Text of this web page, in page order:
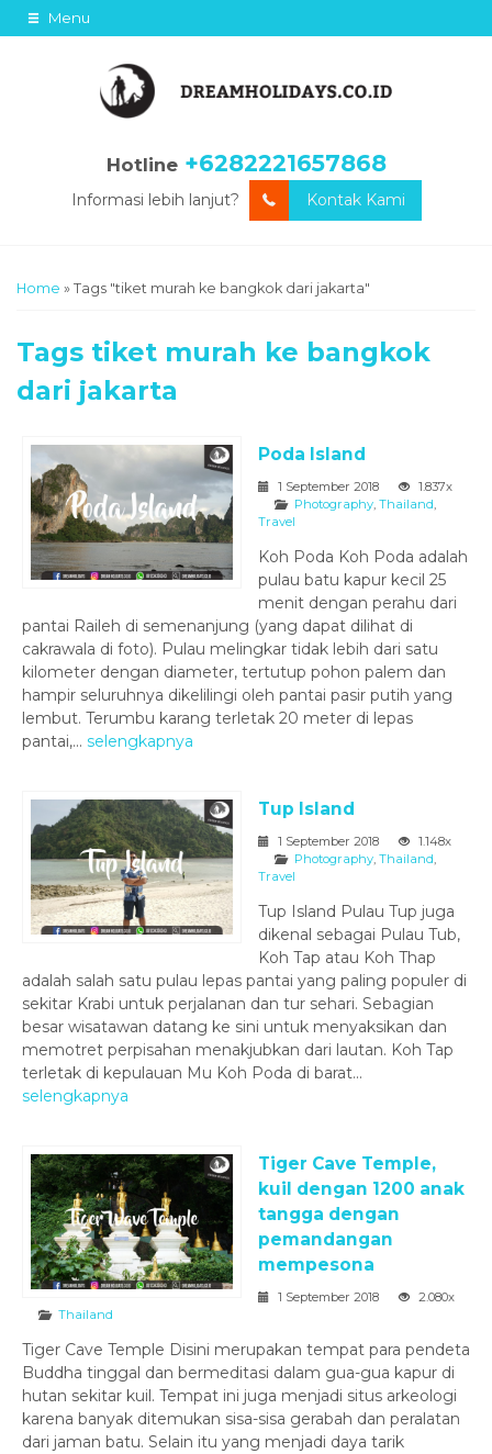
Menu
Hotline +6282221657868
Informasi lebih lanjut? Kontak Kami
Home » Tags "tiket murah ke bangkok dari jakarta"
Tags tiket murah ke bangkok
dari jakarta
Poda Island
1 September 2018
1.837x
Photography, Thailand,
Travel
Koh Poda Koh Poda adalah
pulau batu kapur kecil 25
menit dengan perahu dari
pantai Raileh di semenanjung (yang dapat dilihat di
cakrawala di foto). Pulau melingkar tidak lebih dari satu
kilometer dengan diameter, tertutup pohon palem dan
hampir seluruhnya dikelilingi oleh pantai pasir putih yang
lembut. Terumbu karang terletak 20 meter di lepas
pantai,... selengkapnya
Tup Island
1 September 2018
1.148x
Photography, Thailand,
Travel
Tup Island Pulau Tup juga
dikenal sebagai Pulau Tub,
Koh Tap atau Koh Thap
adalah salah satu pulau lepas pantai yang paling populer di
sekitar Krabi untuk perjalanan dan tur sehari. Sebagian
besar wisatawan datang ke sini untuk menyaksikan dan
memotret perpisahan menakjubkan dari lautan. Koh Tap
terletak di kepulauan Mu Koh Poda di barat...
selengkapnya
Tiger Cave Temple,
kuil dengan 1200 anak
tangga dengan
pemandangan
mempesona
1 September 2018
2.080x
Thailand
Tiger Cave Temple Disini merupakan tempat para pendeta
Buddha tinggal dan bermeditasi dalam gua-gua kapur di
hutan sekitar kuil. Tempat ini juga menjadi situs arkeologi
karena banyak ditemukan sisa-sisa gerabah dan peralatan
dari jaman batu. Selain itu yang menjadi daya tarik